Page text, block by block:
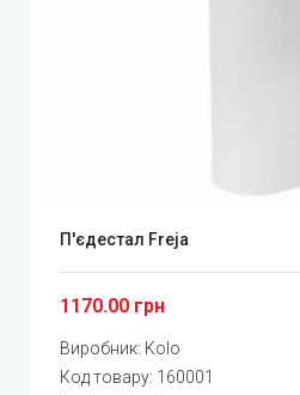
П'єдестал Freja
1170.00 грн
Виробник: Kolo
Код товару: 160001